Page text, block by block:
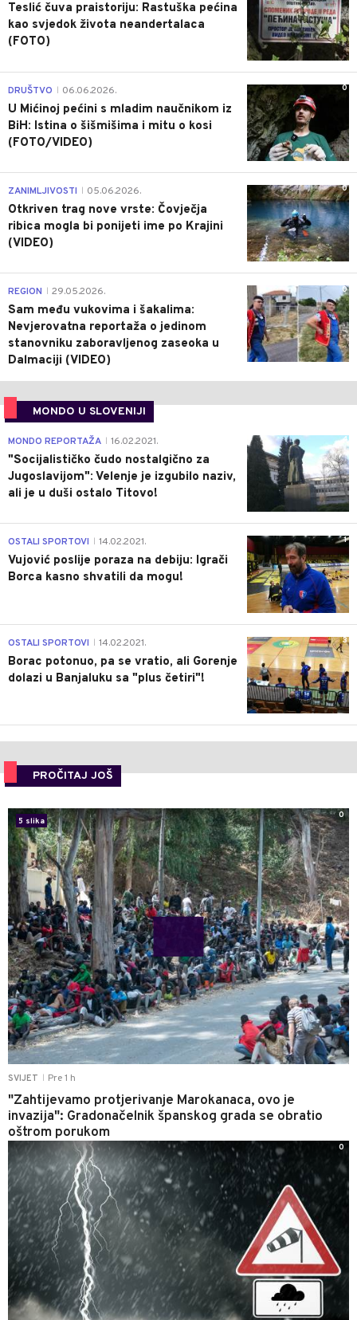
Teslić čuva praistoriju: Rastuška pećina
kao svjedok života neandertalaca
(FOTO)
0
DRUŠTVO 06.06.2026.
U Mićinoj pećini s mladim naučnikom iz
BiH: Istina o šišmišima i mitu o kosi
(FOTO/VIDEO)
0
ZANIMLJIVOSTI 05.06.2026.
Otkriven trag nove vrste: Čovječja
ribica mogla bi ponijeti ime po Krajini
(VIDEO)
0
REGION 29.05.2026.
Sam među vukovima i šakalima:
Nevjerovatna reportaža o jedinom
stanovniku zaboravljenog zaseoka u
Dalmaciji (VIDEO)
MONDO U SLOVENIJI
4
MONDO REPORTAŽA 16.02.2021.
"Socijalističko čudo nostalgično za
Jugoslavijom": Velenje je izgubilo naziv,
ali je u duši ostalo Titovo!
1
OSTALI SPORTOVI 14.02.2021.
Vujović poslije poraza na debiju: Igrači
Borca kasno shvatili da mogu!
3
OSTALI SPORTOVI 14.02.2021.
Borac potonuo, pa se vratio, ali Gorenje
dolazi u Banjaluku sa "plus četiri"!
PROČITAJ JOŠ
SVIJET Pre 1 h
"Zahtijevamo protjerivanje Marokanaca, ovo je
invazija": Gradonačelnik španskog grada se obratio
oštrom porukom
5 slika
0
0